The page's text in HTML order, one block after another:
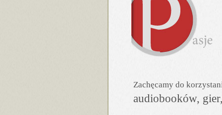
Zachęcamy do
audiobooków,